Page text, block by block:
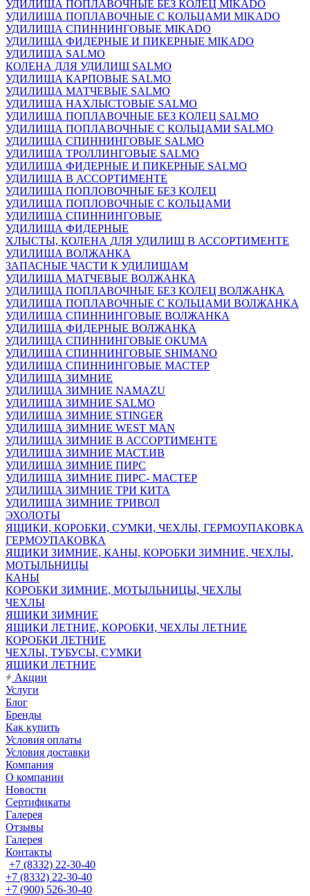
УДИЛИЩА ПОПЛАВОЧНЫЕ БЕЗ КОЛЕЦ MIKADO
УДИЛИЩА ПОПЛАВОЧНЫЕ С КОЛЬЦАМИ MIKADO
УДИЛИЩА СПИННИНГОВЫЕ MIKADO
УДИЛИЩА ФИДЕРНЫЕ И ПИКЕРНЫЕ MIKADO
УДИЛИЩА SALMO
КОЛЕНА ДЛЯ УДИЛИЩ SALMO
УДИЛИЩА КАРПОВЫЕ SALMO
УДИЛИЩА МАТЧЕВЫЕ SALMO
УДИЛИЩА НАХЛЫСТОВЫЕ SALMO
УДИЛИЩА ПОПЛАВОЧНЫЕ БЕЗ КОЛЕЦ SALMO
УДИЛИЩА ПОПЛАВОЧНЫЕ С КОЛЬЦАМИ SALMO
УДИЛИЩА СПИННИНГОВЫЕ SALMO
УДИЛИЩА ТРОЛЛИНГОВЫЕ SALMO
УДИЛИЩА ФИДЕРНЫЕ И ПИКЕРНЫЕ SALMO
УДИЛИЩА В АССОРТИМЕНТЕ
УДИЛИЩА ПОПЛОВОЧНЫЕ БЕЗ КОЛЕЦ
УДИЛИЩА ПОПЛОВОЧНЫЕ С КОЛЬЦАМИ
УДИЛИЩА СПИННИНГОВЫЕ
УДИЛИЩА ФИДЕРНЫЕ
ХЛЫСТЫ, КОЛЕНА ДЛЯ УДИЛИЩ В АССОРТИМЕНТЕ
УДИЛИЩА ВОЛЖАНКА
ЗАПАСНЫЕ ЧАСТИ К УДИЛИЩАМ
УДИЛИЩА МАТЧЕВЫЕ ВОЛЖАНКА
УДИЛИЩА ПОПЛАВОЧНЫЕ БЕЗ КОЛЕЦ ВОЛЖАНКА
УДИЛИЩА ПОПЛАВОЧНЫЕ С КОЛЬЦАМИ ВОЛЖАНКА
УДИЛИЩА СПИННИНГОВЫЕ ВОЛЖАНКА
УДИЛИЩА ФИДЕРНЫЕ ВОЛЖАНКА
УДИЛИЩА СПИННИНГОВЫЕ OKUMA
УДИЛИЩА СПИННИНГОВЫЕ SHIMANO
УДИЛИЩА СПИННИНГОВЫЕ МАСТЕР
УДИЛИЩА ЗИМНИЕ
УДИЛИЩА ЗИМНИЕ NAMAZU
УДИЛИЩА ЗИМНИЕ SALMO
УДИЛИЩА ЗИМНИЕ STINGER
УДИЛИЩА ЗИМНИЕ WEST MAN
УДИЛИЩА ЗИМНИЕ В АССОРТИМЕНТЕ
УДИЛИЩА ЗИМНИЕ МАСТ.ИВ
УДИЛИЩА ЗИМНИЕ ПИРС
УДИЛИЩА ЗИМНИЕ ПИРС- МАСТЕР
УДИЛИЩА ЗИМНИЕ ТРИ КИТА
УДИЛИЩА ЗИМНИЕ ТРИВОЛ
ЭХОЛОТЫ
ЯЩИКИ, КОРОБКИ, СУМКИ, ЧЕХЛЫ, ГЕРМОУПАКОВКА
ГЕРМОУПАКОВКА
ЯЩИКИ ЗИМНИЕ, КАНЫ, КОРОБКИ ЗИМНИЕ, ЧЕХЛЫ,
МОТЫЛЬНИЦЫ
КАНЫ
КОРОБКИ ЗИМНИЕ, МОТЫЛЬНИЦЫ, ЧЕХЛЫ
ЧЕХЛЫ
ЯЩИКИ ЗИМНИЕ
ЯЩИКИ ЛЕТНИЕ, КОРОБКИ, ЧЕХЛЫ ЛЕТНИЕ
КОРОБКИ ЛЕТНИЕ
ЧЕХЛЫ, ТУБУСЫ, СУМКИ
ЯЩИКИ ЛЕТНИЕ
Акции
Услуги
Блог
Бренды
Как купить
Условия оплаты
Условия доставки
Компания
О компании
Новости
Сертификаты
Галерея
Отзывы
Галерея
Контакты
+7 (8332) 22-30-40
+7 (8332) 22-30-40
+7 (900) 526-30-40